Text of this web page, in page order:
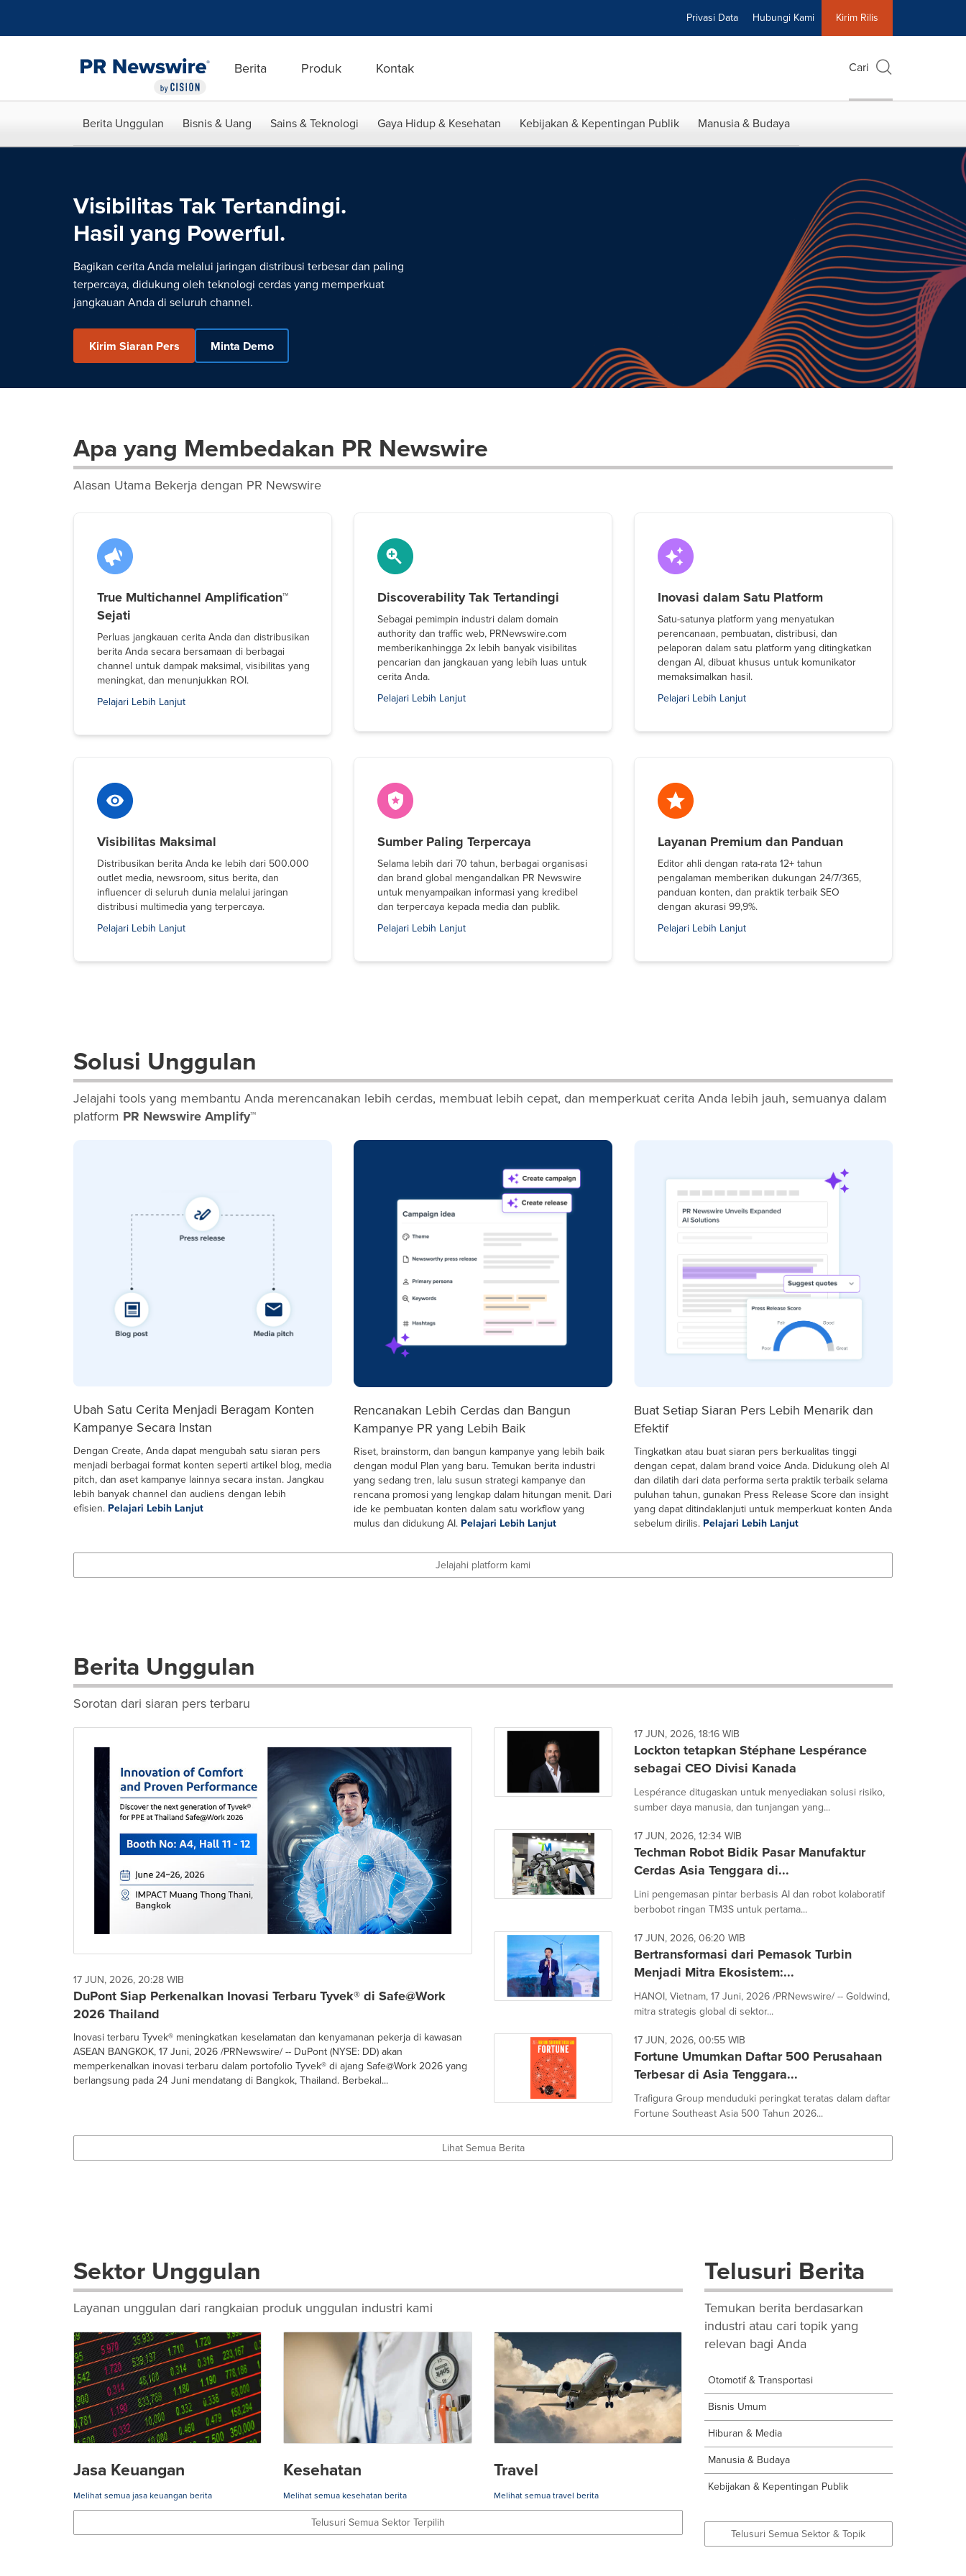
Privasi Data Hubungi Kami Kirim Rilis
Berita Produk Kontak Cari
Berita Unggulan Bisnis & Uang Sains & Teknologi Gaya Hidup & Kesehatan Kebijakan & Kepentingan Publik Manusia & Budaya
Visibilitas Tak Tertandingi.
Hasil yang Powerful.
Bagikan cerita Anda melalui jaringan distribusi terbesar dan paling
terpercaya, didukung oleh teknologi cerdas yang memperkuat
jangkauan Anda di seluruh channel.
Kirim Siaran Pers Minta Demo
Apa yang Membedakan PR Newswire
Alasan Utama Bekerja dengan PR Newswire
True Multichannel Amplification™
Sejati
Perluas jangkauan cerita Anda dan distribusikan
berita Anda secara bersamaan di berbagai
channel untuk dampak maksimal, visibilitas yang
meningkat, dan menunjukkan ROI.
Pelajari Lebih Lanjut
Discoverability Tak Tertandingi
Sebagai pemimpin industri dalam domain
authority dan traffic web, PRNewswire.com
memberikanhingga 2x lebih banyak visibilitas
pencarian dan jangkauan yang lebih luas untuk
cerita Anda.
Pelajari Lebih Lanjut
Inovasi dalam Satu Platform
Satu-satunya platform yang menyatukan
perencanaan, pembuatan, distribusi, dan
pelaporan dalam satu platform yang ditingkatkan
dengan AI, dibuat khusus untuk komunikator
memaksimalkan hasil.
Pelajari Lebih Lanjut
Visibilitas Maksimal
Distribusikan berita Anda ke lebih dari 500.000
outlet media, newsroom, situs berita, dan
influencer di seluruh dunia melalui jaringan
distribusi multimedia yang terpercaya.
Pelajari Lebih Lanjut
Sumber Paling Terpercaya
Selama lebih dari 70 tahun, berbagai organisasi
dan brand global mengandalkan PR Newswire
untuk menyampaikan informasi yang kredibel
dan terpercaya kepada media dan publik.
Pelajari Lebih Lanjut
Layanan Premium dan Panduan
Editor ahli dengan rata-rata 12+ tahun
pengalaman memberikan dukungan 24/7/365,
panduan konten, dan praktik terbaik SEO
dengan akurasi 99,9%.
Pelajari Lebih Lanjut
Solusi Unggulan
Jelajahi tools yang membantu Anda merencanakan lebih cerdas, membuat lebih cepat, dan memperkuat cerita Anda lebih jauh, semuanya dalam
platform PR Newswire Amplify™
Ubah Satu Cerita Menjadi Beragam Konten
Kampanye Secara Instan
Dengan Create, Anda dapat mengubah satu siaran pers
menjadi berbagai format konten seperti artikel blog, media
pitch, dan aset kampanye lainnya secara instan. Jangkau
lebih banyak channel dan audiens dengan lebih
efisien. Pelajari Lebih Lanjut
Rencanakan Lebih Cerdas dan Bangun
Kampanye PR yang Lebih Baik
Riset, brainstorm, dan bangun kampanye yang lebih baik
dengan modul Plan yang baru. Temukan berita industri
yang sedang tren, lalu susun strategi kampanye dan
rencana promosi yang lengkap dalam hitungan menit. Dari
ide ke pembuatan konten dalam satu workflow yang
mulus dan didukung AI. Pelajari Lebih Lanjut
Buat Setiap Siaran Pers Lebih Menarik dan
Efektif
Tingkatkan atau buat siaran pers berkualitas tinggi
dengan cepat, dalam brand voice Anda. Didukung oleh AI
dan dilatih dari data performa serta praktik terbaik selama
puluhan tahun, gunakan Press Release Score dan insight
yang dapat ditindaklanjuti untuk memperkuat konten Anda
sebelum dirilis. Pelajari Lebih Lanjut
Jelajahi platform kami
Berita Unggulan
Sorotan dari siaran pers terbaru
17 JUN, 2026, 20:28 WIB
DuPont Siap Perkenalkan Inovasi Terbaru Tyvek® di Safe@Work
2026 Thailand
Inovasi terbaru Tyvek® meningkatkan keselamatan dan kenyamanan pekerja di kawasan
ASEAN BANGKOK, 17 Juni, 2026 /PRNewswire/ -- DuPont (NYSE: DD) akan
memperkenalkan inovasi terbaru dalam portofolio Tyvek® di ajang Safe@Work 2026 yang
berlangsung pada 24 Juni mendatang di Bangkok, Thailand. Berbekal...
17 JUN, 2026, 18:16 WIB
Lockton tetapkan Stéphane Lespérance
sebagai CEO Divisi Kanada
Lespérance ditugaskan untuk menyediakan solusi risiko,
sumber daya manusia, dan tunjangan yang...
17 JUN, 2026, 12:34 WIB
Techman Robot Bidik Pasar Manufaktur
Cerdas Asia Tenggara di...
Lini pengemasan pintar berbasis AI dan robot kolaboratif
berbobot ringan TM3S untuk pertama...
17 JUN, 2026, 06:20 WIB
Bertransformasi dari Pemasok Turbin
Menjadi Mitra Ekosistem:...
HANOI, Vietnam, 17 Juni, 2026 /PRNewswire/ -- Goldwind,
mitra strategis global di sektor...
17 JUN, 2026, 00:55 WIB
Fortune Umumkan Daftar 500 Perusahaan
Terbesar di Asia Tenggara...
Trafigura Group menduduki peringkat teratas dalam daftar
Fortune Southeast Asia 500 Tahun 2026...
Lihat Semua Berita
Sektor Unggulan
Layanan unggulan dari rangkaian produk unggulan industri kami
Jasa Keuangan
Melihat semua jasa keuangan berita
Kesehatan
Melihat semua kesehatan berita
Travel
Melihat semua travel berita
Telusuri Semua Sektor Terpilih
Telusuri Berita
Temukan berita berdasarkan
industri atau cari topik yang
relevan bagi Anda
Otomotif & Transportasi
Bisnis Umum
Hiburan & Media
Manusia & Budaya
Kebijakan & Kepentingan Publik
Telusuri Semua Sektor & Topik